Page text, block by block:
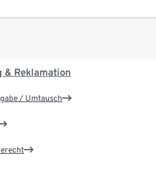
& Reklamation
/ Umtausch